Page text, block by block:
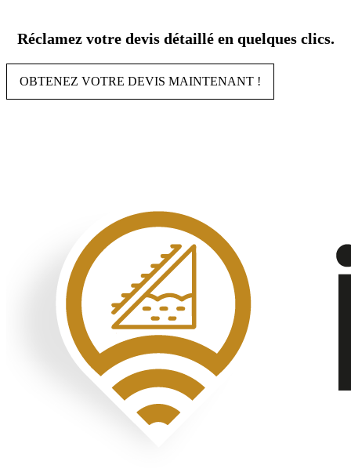
contenu
Réclamez votre devis détaillé en quelques clics.
OBTENEZ VOTRE DEVIS MAINTENANT !